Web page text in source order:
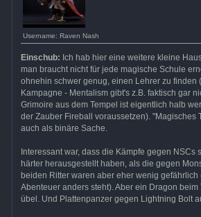
Username: Raven Nash
Einschub: Ich hab hier eine weitere kleine
man braucht nicht für jede magische Schule
ohnehin schwer genug, einen Lehrer zu finden
Kampagne - Mentalism gibt's z.B. faktisch gar
Grimoire aus dem Tempel ist eigentlich halb
der Zauber Fireball voraussetzen). "Magisches
auch als binäre Sache.
Interessant war, dass die Kämpfe gegen NSCs
härter herausgestellt haben, als die gegen
beiden Ritter waren aber eher wenig
Abenteuer anders steht). Aber ein Dragon beim
übel. Und Plattenpanzer gegen Lightning Bolt